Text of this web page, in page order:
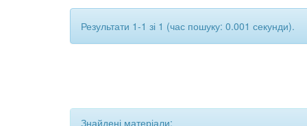
Результати 1-1 зі 1 (час пошуку: 0.001 секунди).
Знайдені матеріали: